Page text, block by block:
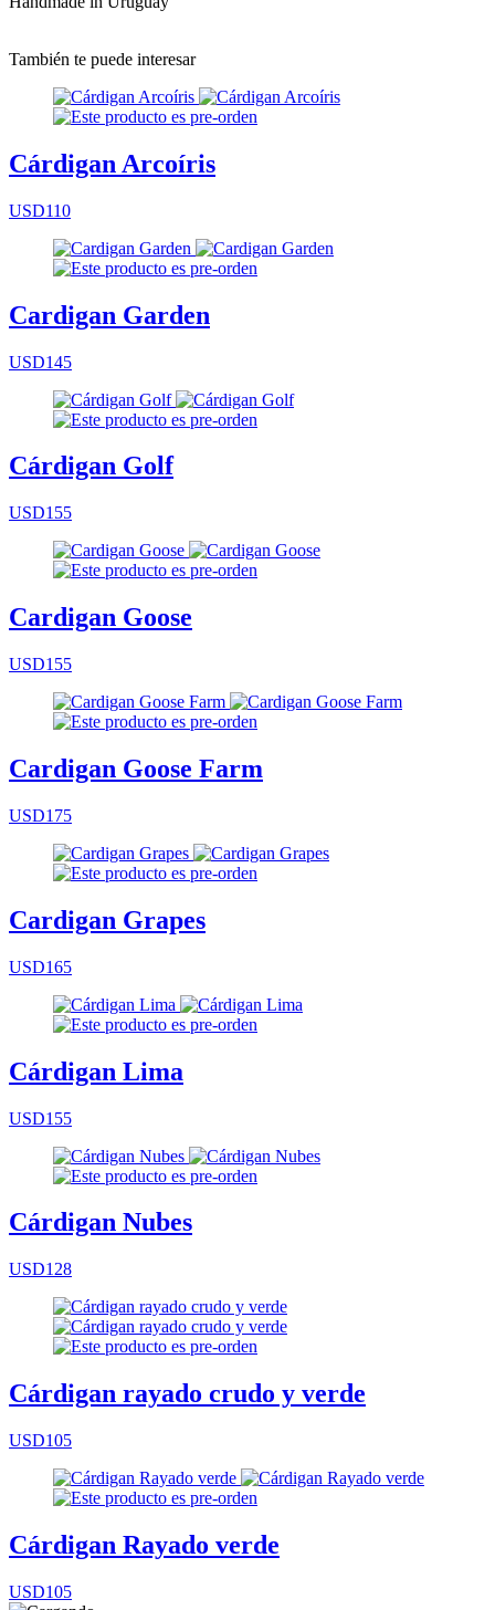
También te puede interesar
Cárdigan Arcoíris
USD110
Cardigan Garden
USD145
Cárdigan Golf
USD155
Cardigan Goose
USD155
Cardigan Goose Farm
USD175
Cardigan Grapes
USD165
Cárdigan Lima
USD155
Cárdigan Nubes
USD128
Cárdigan rayado crudo y verde
USD105
Cárdigan Rayado verde
USD105